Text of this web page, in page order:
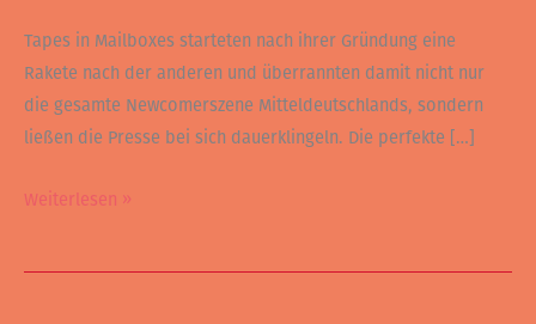
Tapes in Mailboxes starteten nach ihrer Gründung eine
Rakete nach der anderen und überrannten damit nicht nur
die gesamte Newcomerszene Mitteldeutschlands, sondern
ließen die Presse bei sich dauerklingeln. Die perfekte […]
Weiterlesen »